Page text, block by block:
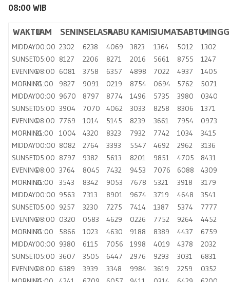
08:00 WIB
WAKTUJAM SENINSELASARABU KAMISJUMATSABTU
MIDDAY00:00 2302 6238 4069 3823 1364 5012
1302
SUNSET05:00 8127 2206 8271 2016 5661 8755
1247
EVENING08:00 6081 3758 6357 4898 7022 4937
1405
MORNING21:00 9827 9091 0219 8754 0694 5762
5071
MIDDAY00:00 9670 8797 8774 1496 5735 3980
0340
SUNSET05:00 3904 7070 4062 3033 8258 8306
1371
EVENING08:00 7769 1014 5145 8239 3661 7954
0973
MORNING21:00 1004 4320 8323 7932 7742 1034
3415
MIDDAY00:00 8082 2764 3393 5547 4692 2962
3136
SUNSET05:00 8797 9382 5613 8201 9851 4705
8431
EVENING08:00 3764 8045 7432 9453 7076 6088
4309
MORNING21:00 3543 8342 9053 7678 5321 3918
3179
MIDDAY00:00 9563 7313 8901 9674 3719 4648
3541
SUNSET05:00 9257 3230 7275 7414 1387 5374
7777
EVENING08:00 0320 0583 4629 0226 7752 9264
4452
MORNING21:00 5866 1023 4630 9188 8389 4437
6759
MIDDAY00:00 9380 6115 7056 1998 4019 4378
2032
SUNSET05:00 3607 3505 6447 2976 9293 3031
6831
EVENING08:00 6389 3939 3348 9984 3619 2259
0352